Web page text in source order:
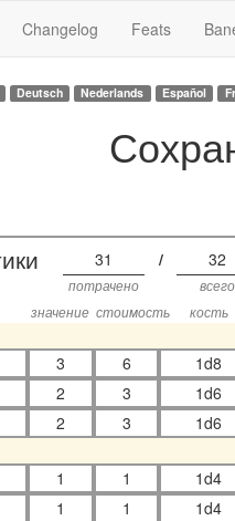
Changelog Feats
Deutsch Nederlands Español
31 / 32
потрачено
всего
значение стоимость кость
3 6
1d8
2 3
1d6
2 3
1d6
1 1
1d4
1 1
1d4